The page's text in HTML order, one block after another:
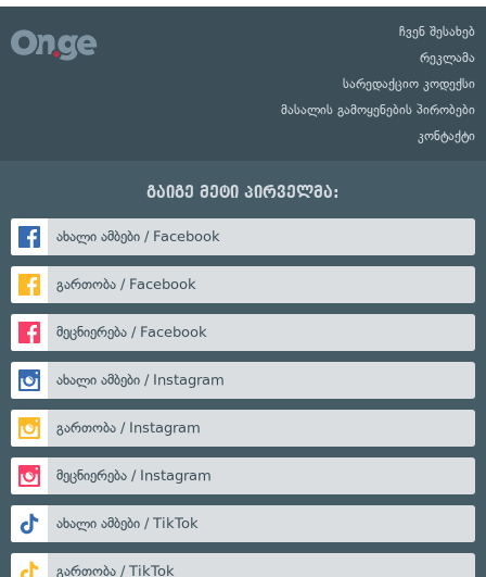
ჩვენ შესახებ
რეკლამა
სარედაქციო კოდექსი
მასალის გამოყენების პირობები
კონტაქტი
გაიგე მეტი პირველმა:
ახალი ამბები / Facebook
გართობა / Facebook
მეცნიერება / Facebook
ახალი ამბები / Instagram
გართობა / Instagram
მეცნიერება / Instagram
ახალი ამბები / TikTok
გართობა / TikTok